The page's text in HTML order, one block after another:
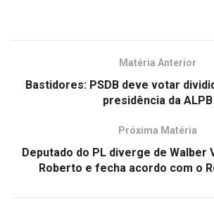
Matéria Anterior
Bastidores: PSDB deve votar
presidência da ALPB
Próxima Matéria
Deputado do PL diverge de Walber
Roberto e fecha acordo com o